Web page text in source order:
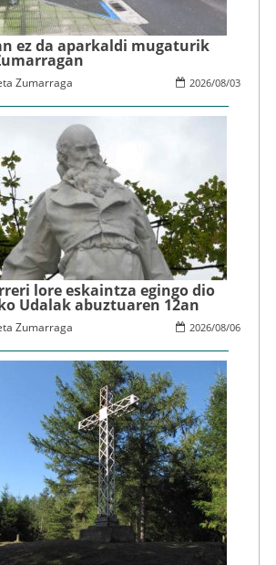
ez da aparkaldi mugaturik
2026/08/03
Zumarraga
lore eskaintza egingo dio
Udalak abuztuaren 12an
2026/08/06
Zumarraga